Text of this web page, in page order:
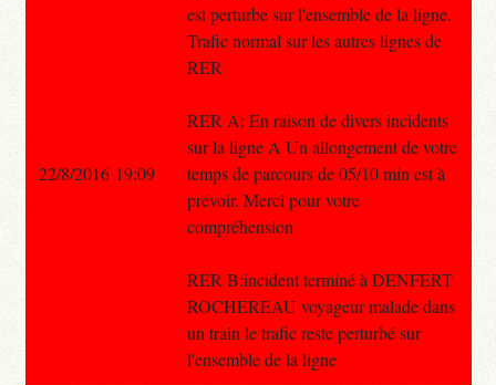
est perturbe sur l'ensemble de la ligne.
Trafic normal sur les autres lignes de
RER
RER A: En raison de divers incidents
sur la ligne A Un allongement de votre
temps de parcours de 05/10 min est à
prévoir. Merci pour votre
compréhension
RER B:incident terminé à DENFERT
ROCHEREAU voyageur malade dans
un train le trafic reste perturbé sur
l'ensemble de la ligne
22/8/2016 19:09